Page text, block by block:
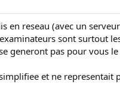
reseau (avec un
sont surtout
generont pas pour vous le
et ne representait